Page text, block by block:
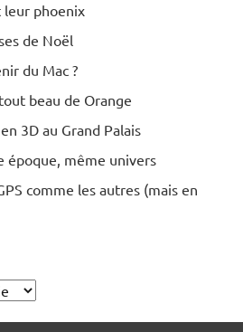
leur phoenix
de Noël
du Mac ?
beau de Orange
3D au Grand Palais
époque, même univers
comme les autres (mais en